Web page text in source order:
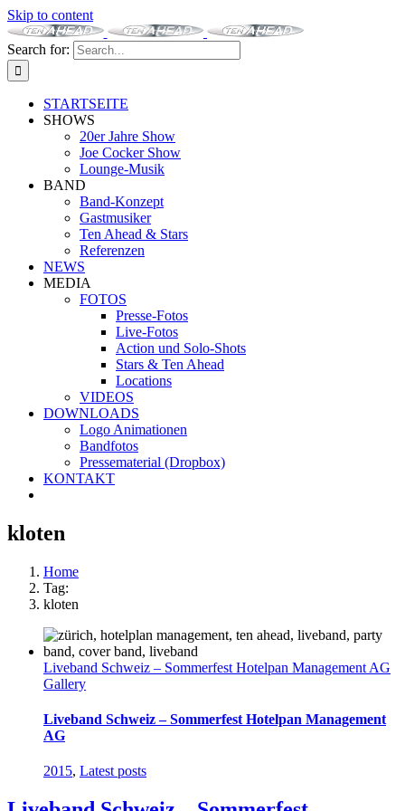
Skip to content
Search for:
STARTSEITE
SHOWS
20er Jahre Show
Joe Cocker Show
Lounge-Musik
BAND
Band-Konzept
Gastmusiker
Ten Ahead & Stars
Referenzen
NEWS
MEDIA
FOTOS
Presse-Fotos
Live-Fotos
Action und Solo-Shots
Stars & Ten Ahead
Locations
VIDEOS
DOWNLOADS
Logo Animationen
Bandfotos
Pressematerial (Dropbox)
KONTAKT
kloten
Home
Tag:
kloten
Liveband Schweiz – Sommerfest Hotelpan Management AG
Gallery
Liveband Schweiz – Sommerfest Hotelpan Management
AG
2015, Latest posts